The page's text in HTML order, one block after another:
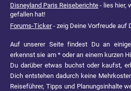
Disneyland Paris Reiseberichte - lies hier,
gefallen hat!
Forums-Ticker- zeig Deine Vorfreude auf
Auf unserer Seite findest Du an
erkennst sie am * oder an einem kurzen
Du darüber etwas buchst oder kaufst,
Dich entstehen dadurch keine
Reiseführer, Tipps und Planungsinhalte